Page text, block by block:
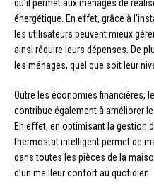
qu’il permet aux ménages de
énergétique. En effet, grâce à
les utilisateurs peuvent mieux
ainsi réduire leurs dépenses. De
les ménages, quel que soit leur
Outre les économies financières,
contribue également à améliorer
En effet, en optimisant la gestion
thermostat intelligent permet de
dans toutes les pièces de la
d’un meilleur confort au quotidien.